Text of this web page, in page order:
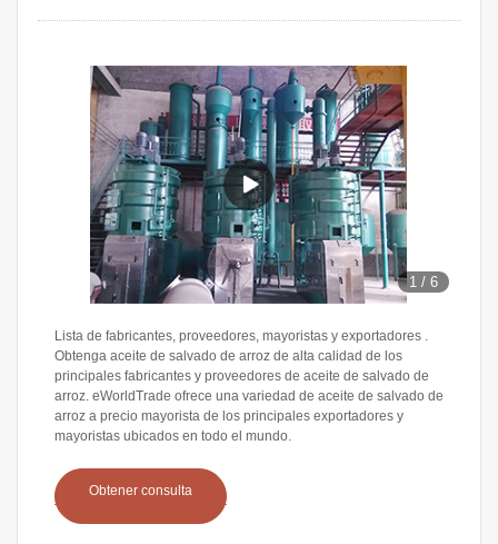
1 /6
Lista de fabricantes, proveedores, mayoristas y exportadores .
Obtenga aceite de salvado de arroz de alta calidad de los
principales fabricantes y proveedores de aceite de salvado de
arroz. eWorldTrade ofrece una variedad de aceite de salvado de
arroz a precio mayorista de los principales exportadores y
mayoristas ubicados en todo el mundo.
Obtener consulta